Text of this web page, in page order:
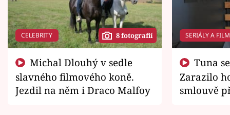
CELEBRITY 8 fotografií
slavného filmového koně.
Jezdil na něm i Draco Malfoy
SERIÁLY A
Zarazilo
smlouvě